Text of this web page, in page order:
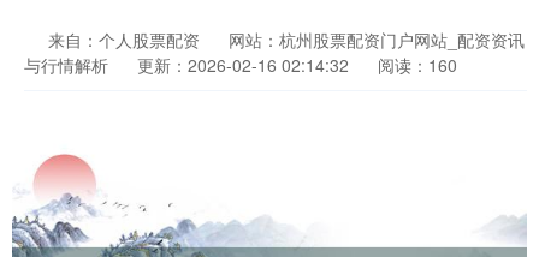
来自：个人股票配资
网站：杭州股票配资门户网站_配资资讯
与行情解析
更新：2026-02-16 02:14:32 阅读：160